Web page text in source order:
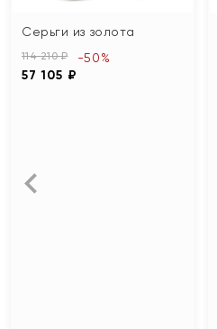
Серьги из золота
114 210 ₽
57 105 ₽
-50%